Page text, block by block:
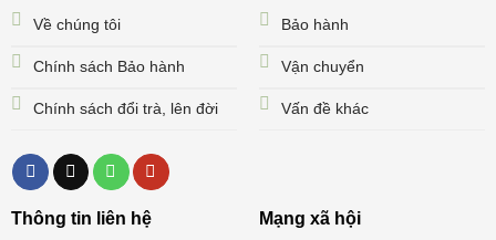
Về chúng tôi
Chính sách Bảo hành
Chính sách đổi trà, lên đời
Bảo hành
Vận chuyển
Vấn đề khác
Thông tin liên hệ Mạng xã hội